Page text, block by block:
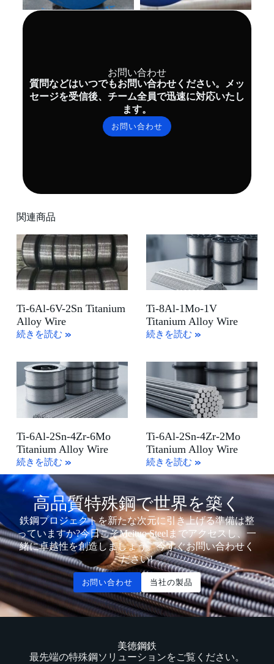
お問い合わせ
質問などはいつでもお問い合わせください。メッ
セージを受信後、チーム全員で迅速に対応いたし
ます。
お問い合わせ
関連商品
Ti-6Al-6V-2Sn Titanium
Alloy Wire
続きを読む »
Ti-8Al-1Mo-1V
Titanium Alloy Wire
続きを読む »
Ti-6Al-2Sn-4Zr-6Mo
Titanium Alloy Wire
続きを読む »
Ti-6Al-2Sn-4Zr-2Mo
Titanium Alloy Wire
続きを読む »
高品質特殊鋼で世界を築く
鉄鋼プロジェクトを新たな次元に引き上げる準備は整
っていますか?今日こそMeituo Steelまでアクセスし、一
緒に卓越性を創造しましょう。今すぐお問い合わせく
ださい!
お問い合わせ 当社の製品
美徳鋼鉄
最先端の特殊鋼ソリューションをご覧ください。